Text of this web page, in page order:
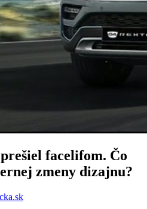
facelifom. Čo
zmeny dizajnu?